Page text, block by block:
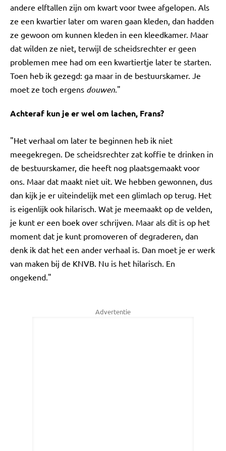
andere elftallen zijn om kwart voor twee afgelopen. Als
ze een kwartier later om waren gaan kleden, dan hadden
ze gewoon om kunnen kleden in een kleedkamer. Maar
dat wilden ze niet, terwijl de scheidsrechter er geen
problemen mee had om een kwartiertje later te starten.
Toen heb ik gezegd: ga maar in de bestuurskamer. Je
moet ze toch ergens douwen."
Achteraf kun je er wel om lachen, Frans?
"Het verhaal om later te beginnen heb ik niet
meegekregen. De scheidsrechter zat koffie te drinken in
de bestuurskamer, die heeft nog plaatsgemaakt voor
ons. Maar dat maakt niet uit. We hebben gewonnen, dus
dan kijk je er uiteindelijk met een glimlach op terug. Het
is eigenlijk ook hilarisch. Wat je meemaakt op de velden,
je kunt er een boek over schrijven. Maar als dit is op het
moment dat je kunt promoveren of degraderen, dan
denk ik dat het een ander verhaal is. Dan moet je er werk
van maken bij de KNVB. Nu is het hilarisch. En
ongekend."
Advertentie